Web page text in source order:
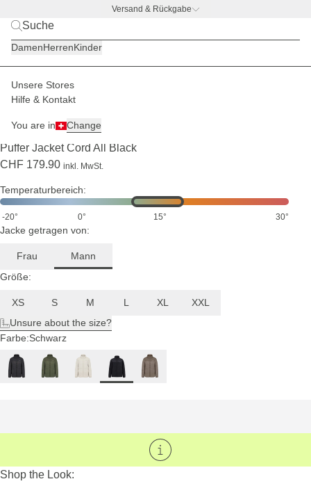
Versand & Rückgabe
DamenHerrenKinder
Unsere Stores
Hilfe & Kontakt
You are in Change
Herren Jacken
groß
und
trägt
Größe
(2)
Puffer Jacket Cord All Black
CHF 179.90 inkl. MwSt.
Temperaturbereich:
-20° 0° 15° 30°
Jacke getragen von:
Frau
Mann
Größe:
XS S M L XL
XXL
Unsure about the size?
Farbe:Schwarz
Shop the Look: